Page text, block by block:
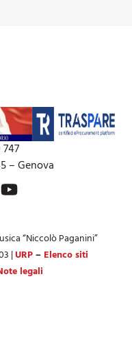
– Genova
“Niccolò Paganini”
|URP– Elenco siti
legali